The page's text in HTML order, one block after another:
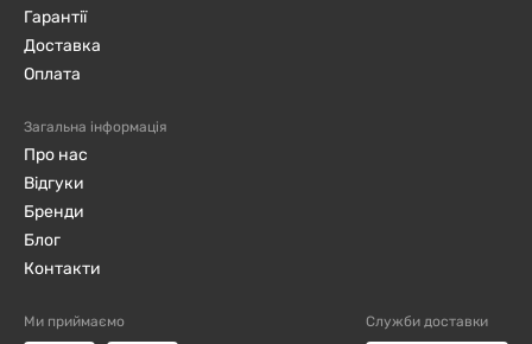
Гарантії
Доставка
Оплата
Загальна інформація
Про нас
Відгуки
Бренди
Блог
Контакти
Ми приймаємо Служби доставки